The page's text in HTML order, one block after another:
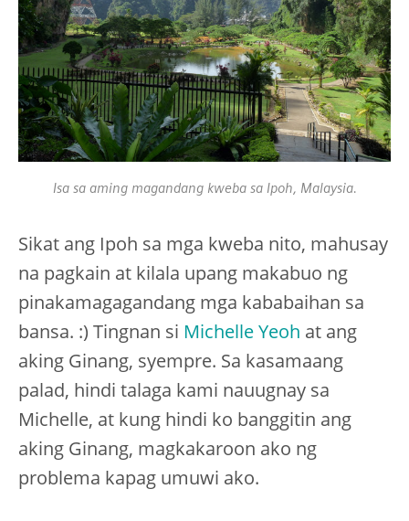
Isa sa aming magandang kweba sa Ipoh, Malaysia.
Sikat ang Ipoh sa mga kweba nito, mahusay
na pagkain at kilala upang makabuo ng
pinakamagagandang mga kababaihan sa
bansa. :) Tingnan si Michelle Yeoh at ang
aking Ginang, syempre. Sa kasamaang
palad, hindi talaga kami nauugnay sa
Michelle, at kung hindi ko banggitin ang
aking Ginang, magkakaroon ako ng
problema kapag umuwi ako.